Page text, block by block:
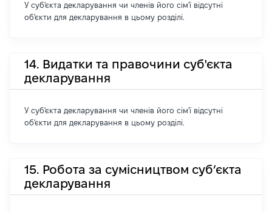
У суб'єкта декларування чи членів його сім'ї відсутні
об'єкти для декларування в цьому розділі.
14. Видатки та правочини суб'єкта
декларування
У суб'єкта декларування чи членів його сім'ї відсутні
об'єкти для декларування в цьому розділі.
15. Робота за сумісництвом суб’єкта
декларування